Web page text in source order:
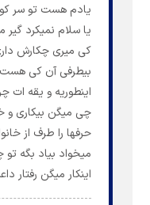
یادم هست تو سر
یا سلام نمیکرد گیر
کی میری چکارش
بیطرفی آن کی هست
اینطوریه و یقه ات
چی میگن بیکاری و
حرفها را طرف از
میخواد بیاد بگه تو
اینکار میگن رفتار